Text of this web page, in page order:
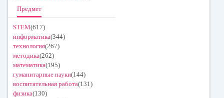
Предмет
STEM(617)
информатика(344)
технология(267)
методика(262)
математика(195)
гуманитарные науки(144)
воспитательная работа(131)
физика(130)